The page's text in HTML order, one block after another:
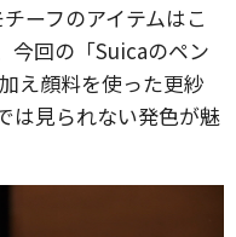
ーフのアイテムはこ
今回の「Suicaのペン
え顔料を使った更紗
は見られない発色が魅